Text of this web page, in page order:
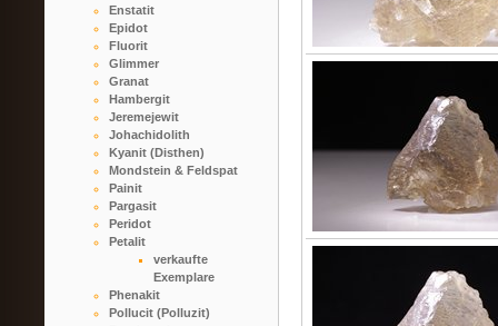
Enstatit
Epidot
Fluorit
Glimmer
Granat
Hambergit
Jeremejewit
Johachidolith
Kyanit (Disthen)
Mondstein & Feldspat
Painit
Pargasit
Peridot
Petalit
verkaufte
Exemplare
Phenakit
Pollucit (Polluzit)